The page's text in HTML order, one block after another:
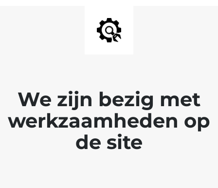
We zijn bezig met
werkzaamheden op
de site